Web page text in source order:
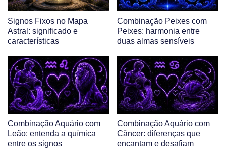
Signos Fixos no Mapa
Astral: significado e
características
Combinação Peixes com
Peixes: harmonia entre
duas almas sensíveis
Combinação Aquário com
Leão: entenda a química
entre os signos
Combinação Aquário com
Câncer: diferenças que
encantam e desafiam